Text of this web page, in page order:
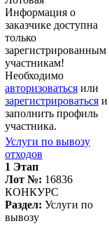
Информация о
заказчике доступна
только
зарегистрированным
участникам!
Необходимо
авторизоваться или
зарегистрироваться и
заполнить профиль
участника.
Услуги по вывозу
отходов
1 Этап
Лот №: 16836
КОНКУРС
Раздел: Услуги по
вывозу